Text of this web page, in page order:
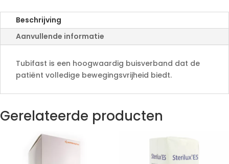
a
t
Beschrijving
Aanvullende informatie
Tubifast is een hoogwaardig buisverband dat de
patiënt volledige bewegingsvrijheid biedt.
Gerelateerde producten